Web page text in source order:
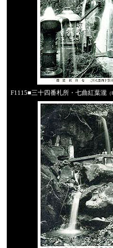
F1115■三十四番札所・七曲紅葉瀧